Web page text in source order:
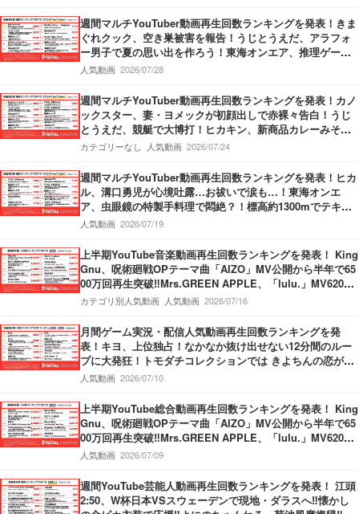
週間マルチYouTuber動画再生回数ランキングを発表！きま
ぐれクック、空き巣被害を報告！うじとうえだ、アラフォ
ー男子で夏の思い出を作ろう！東海オンエア、推理ゲーム
でミラクル勃発！
人気動画 2026/07/28
週間マルチYouTuber動画再生回数ランキングを発表！カノ
ックスター、妻・ヨメックが初顔出しで赤裸々告白！うじ
とうえだ、競艇で大博打！ヒカキン、新商品カレーみそき
んの発売開始を報告！
カテゴリーなし 人気動画 2026/07/24
週間マルチYouTuber動画再生回数ランキングを発表！ヒカ
ル、溝口勇児が心境吐露…お祓いで涙も…！東海オンエ
ア、虫眼鏡の特製手料理で悶絶？！標高約1300mでテキー
ラがぶ飲み…果たしてどちらが酔うのか？！
人気動画 2026/07/19
上半期YouTube音楽動画再生回数ランキングを発表！ King
Gnu、呪術廻戦OPテーマ曲「AIZO」MV公開から半年で65
00万回再生突破‼Mrs.GREEN APPLE、「lulu.」MV6200
万回再生突破‼M!LK、「爆裂愛してる」第3位獲得‼
カテゴリ別人気動画 人気動画 2026/07/16
月間ゲーム実況・配信人気動画再生回数ランキングを発
表！キヨ、上位独占！なかなか抜け出せない12分間のルー
プに大発狂！トモダチコレクションでは きよちんの恋が動
き出す！盲目少女をぬいぐるみを使って救うホラーゲーム
人気動画 2026/07/10
上半期YouTube総合動画再生回数ランキングを発表！ King
Gnu、呪術廻戦OPテーマ曲「AIZO」MV公開から半年で65
00万回再生突破‼Mrs.GREEN APPLE、「lulu.」MV6200
万回再生突破‼M!LK、「爆裂愛してる」第3位獲得‼
人気動画 2026/07/09
週間YouTube芸能人動画再生回数ランキングを発表！ 江頭
2:50、W杯日本VSスウェーデンで現地・ダラスへ‼懐かし